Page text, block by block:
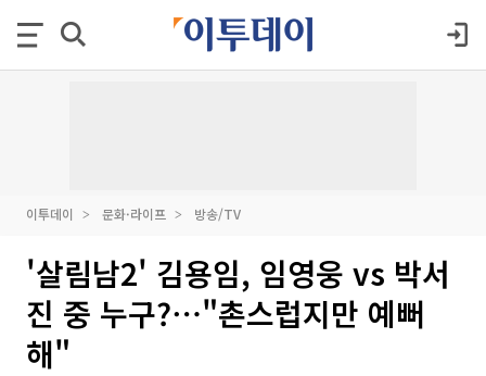
이투데이 문화·라이프 방송/TV
'살림남2' 김용임, 임영웅 vs 박서
진 중 누구?⋯"촌스럽지만 예뻐
해"